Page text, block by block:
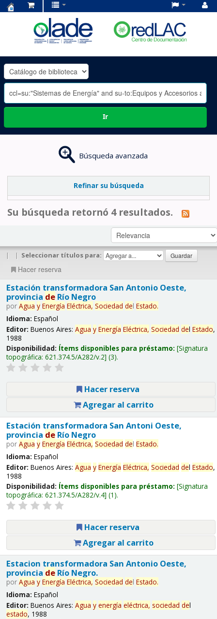
OLADE
-
Ir
Búsqueda avanzada
Refinar su búsqueda
Su búsqueda retornó 4 resultados.
| | Seleccionar títulos para:
Hacer reserva
Estación transformadora San Antonio Oeste,
provincia deRío Negro
por Agua y Energía Eléctrica, Sociedad del Estado.
Idioma: Español
Editor: Buenos Aires: Agua y Energía Eléctrica, Sociedad del Estado,
1988
Disponibilidad: Ítems disponibles para préstamo: Signatura
topográfica: 621.374.5/A282/v.2 (3).
Hacer reserva
Agregar al carrito
Estación transformadora San Antoni Oeste,
provincia deRío Negro
por Agua y Energía Eléctrica, Sociedad del Estado.
Idioma: Español
Editor: Buenos Aires: Agua y Energía Eléctrica, Sociedad del Estado,
1988
Disponibilidad: Ítems disponibles para préstamo: Signatura
topográfica: 621.374.5/A282/v.4 (1).
Hacer reserva
Agregar al carrito
Estacion transformadora San Antonio Oeste,
provincia deRío Negro.
por Agua y Energía Eléctrica, Sociedad del Estado.
Idioma: Español
Editor: Buenos Aires: Agua y energía eléctrica, sociedad del
estado, 1988